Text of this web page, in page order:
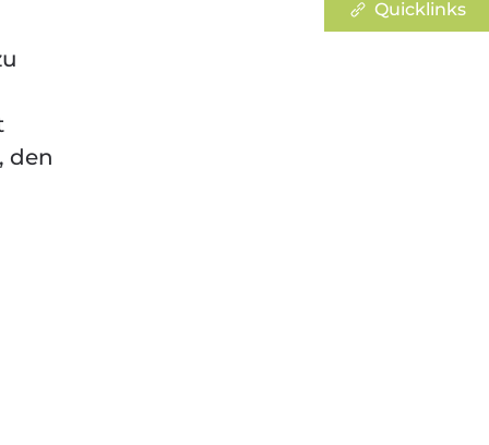
den
Quicklinks